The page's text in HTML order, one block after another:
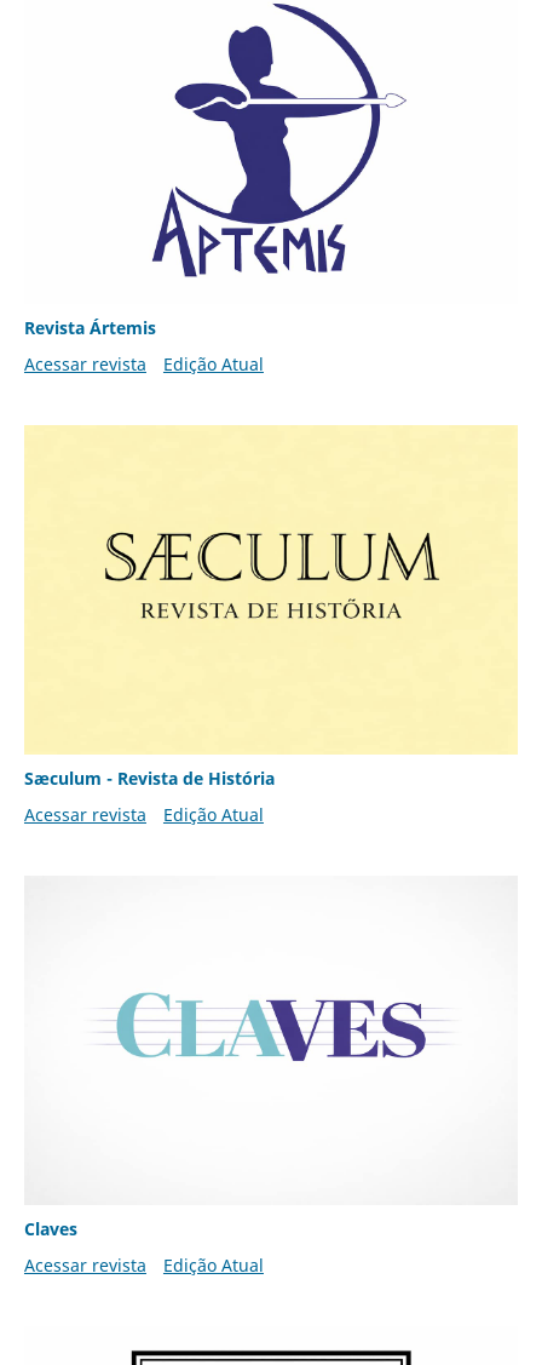
Revista Ártemis
Acessar revista
Edição Atual
Sæculum - Revista de História
Acessar revista
Edição Atual
Claves
Acessar revista
Edição Atual